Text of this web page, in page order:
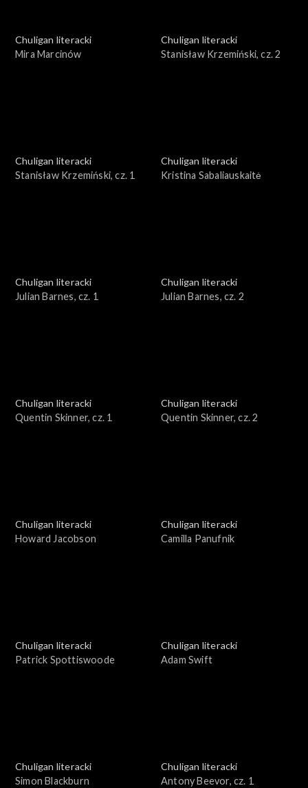
Chuligan literacki
Mira Marcinów
Chuligan literacki
Stanisław Krzemiński, cz. 2
Chuligan literacki
Stanisław Krzemiński, cz. 1
Chuligan literacki
Kristina Sabaliauskaitė
Chuligan literacki
Julian Barnes, cz. 1
Chuligan literacki
Julian Barnes, cz. 2
Chuligan literacki
Quentin Skinner, cz. 1
Chuligan literacki
Quentin Skinner, cz. 2
Chuligan literacki
Howard Jacobson
Chuligan literacki
Camilla Panufnik
Chuligan literacki
Patrick Spottiswoode
Chuligan literacki
Adam Swift
Chuligan literacki
Simon Blackburn
Chuligan literacki
Antony Beevor, cz. 1